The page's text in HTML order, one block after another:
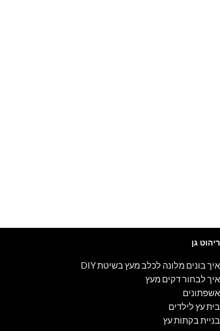
ריהוט גן
איך בונים מלונה לכלב מעץ בשיטת DIY
איך לבחור דקים מעץ
אשפתונים
בית עץ לילדים
בניית בקתות עץ